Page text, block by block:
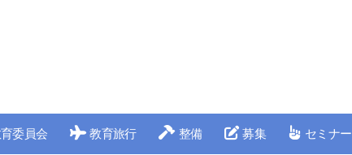
委員会 教育旅行 整備 募集 セミナー